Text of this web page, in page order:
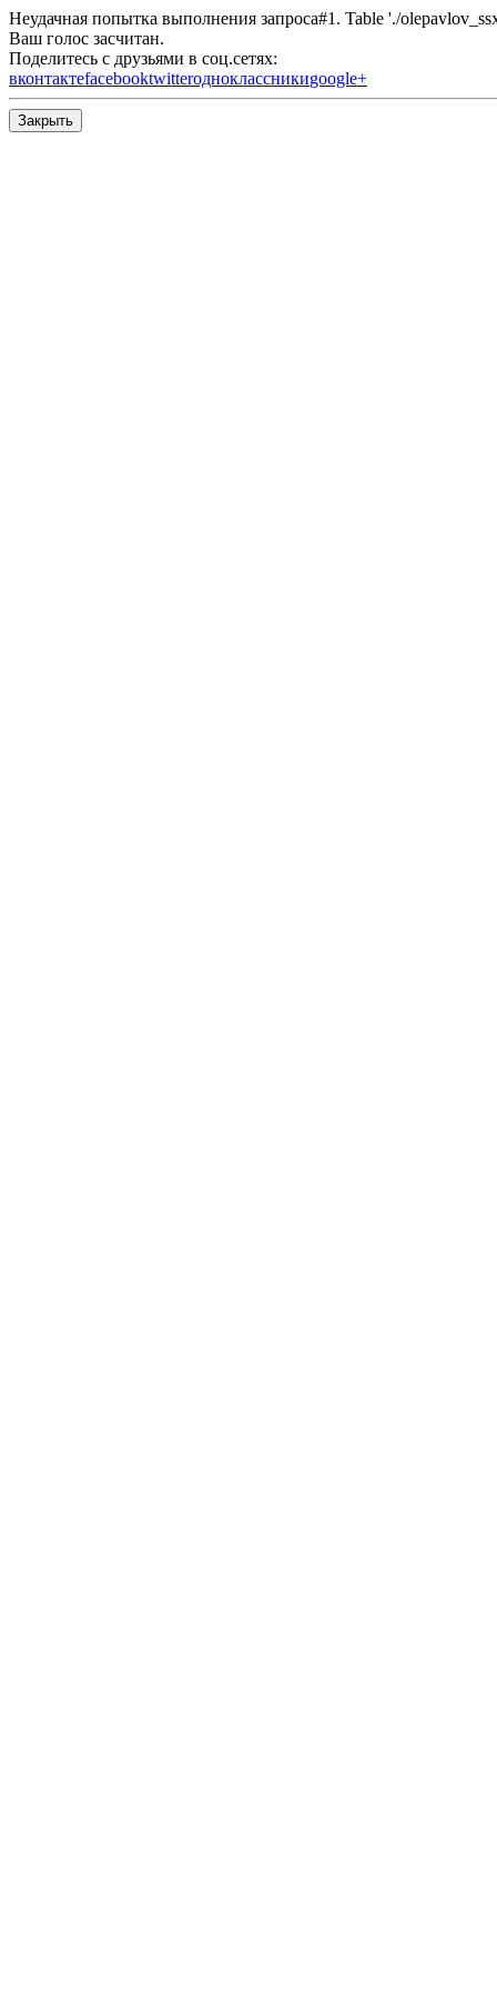
Неудачная попытка выполнения запроса#1. Table './
Ваш голос засчитан.
Поделитесь с друзьями в соц.сетях:
вконтактеfacebooktwitterодноклассникиgoogle+